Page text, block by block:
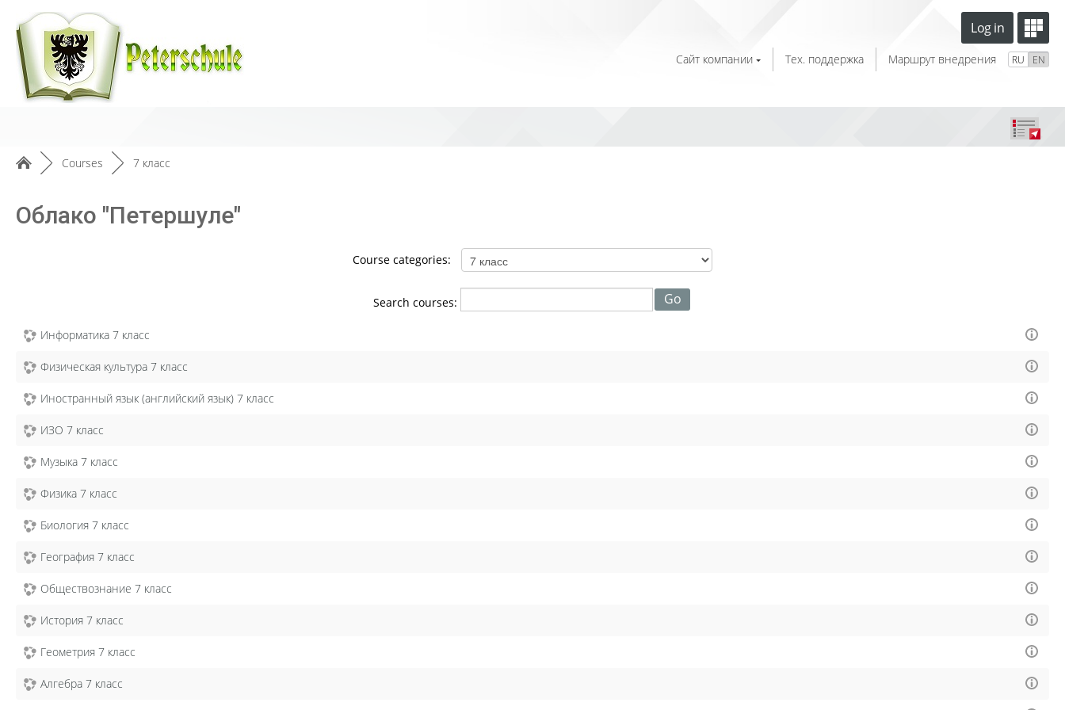
Log in
Сайт компании Тех. поддержка Маршрут внедрения RU EN
► Courses ► 7 класс
Облако "Петершуле"
Course categories:
Search courses:
Информатика 7 класс
Физическая культура 7 класс
Иностранный язык (английский язык) 7 класс
ИЗО 7 класс
Музыка 7 класс
Физика 7 класс
Биология 7 класс
География 7 класс
Обществознание 7 класс
История 7 класс
Геометрия 7 класс
Алгебра 7 класс